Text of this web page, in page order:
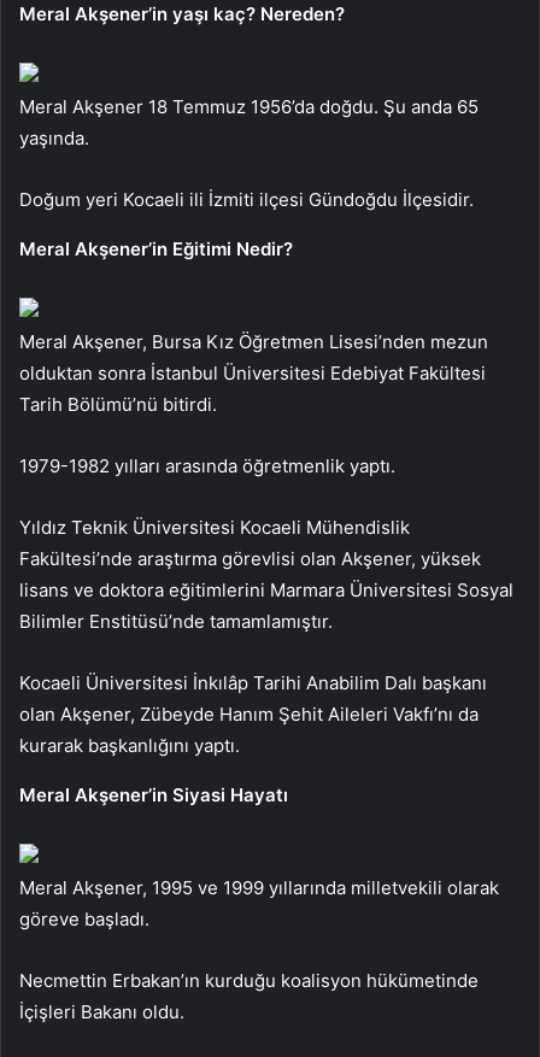
Meral Akşener’in yaşı kaç? Nereden?
Meral Akşener 18 Temmuz 1956’da doğdu. Şu anda 65
yaşında.
Doğum yeri Kocaeli ili İzmiti ilçesi Gündoğdu İlçesidir.
Meral Akşener’in Eğitimi Nedir?
Meral Akşener, Bursa Kız Öğretmen Lisesi’nden mezun
olduktan sonra İstanbul Üniversitesi Edebiyat Fakültesi
Tarih Bölümü’nü bitirdi.
1979-1982 yılları arasında öğretmenlik yaptı.
Yıldız Teknik Üniversitesi Kocaeli Mühendislik
Fakültesi’nde araştırma görevlisi olan Akşener, yüksek
lisans ve doktora eğitimlerini Marmara Üniversitesi Sosyal
Bilimler Enstitüsü’nde tamamlamıştır.
Kocaeli Üniversitesi İnkılâp Tarihi Anabilim Dalı başkanı
olan Akşener, Zübeyde Hanım Şehit Aileleri Vakfı’nı da
kurarak başkanlığını yaptı.
Meral Akşener’in Siyasi Hayatı
Meral Akşener, 1995 ve 1999 yıllarında milletvekili olarak
göreve başladı.
Necmettin Erbakan’ın kurduğu koalisyon hükümetinde
İçişleri Bakanı oldu.